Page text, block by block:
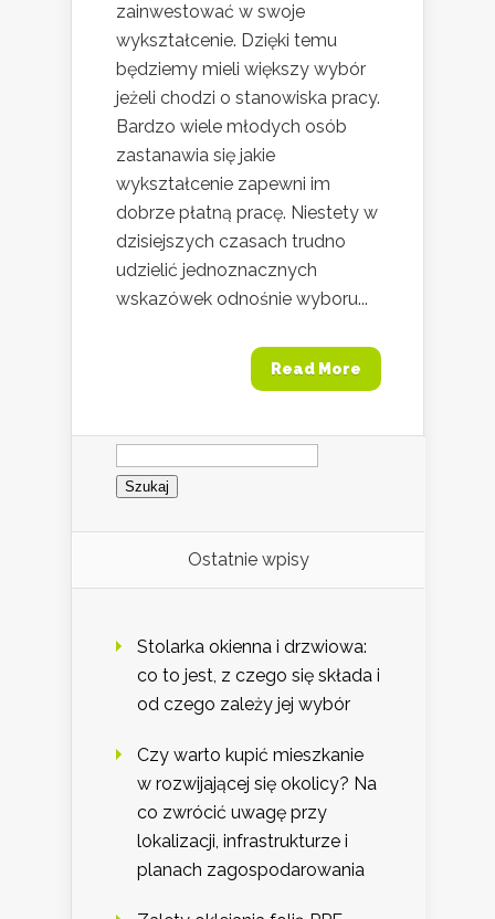
zainwestować w swoje
wykształcenie. Dzięki temu
będziemy mieli większy wybór
jeżeli chodzi o stanowiska pracy.
Bardzo wiele młodych osób
zastanawia się jakie
wykształcenie zapewni im
dobrze płatną pracę. Niestety w
dzisiejszych czasach trudno
udzielić jednoznacznych
wskazówek odnośnie wyboru...
Read More
Szukaj:
Ostatnie wpisy
Stolarka okienna i drzwiowa:
co to jest, z czego się składa i
od czego zależy jej wybór
Czy warto kupić mieszkanie
w rozwijającej się okolicy? Na
co zwrócić uwagę przy
lokalizacji, infrastrukturze i
planach zagospodarowania